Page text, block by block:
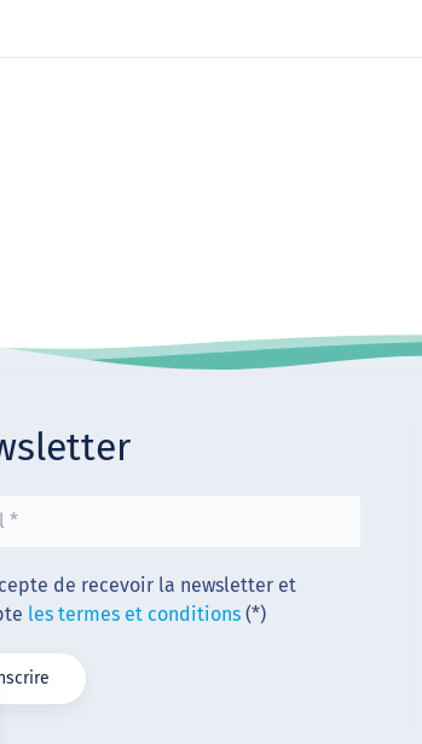
de recevoir la newsletter et
les termes et conditions(*)